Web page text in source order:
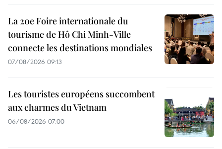
La 20e Foire internationale du
tourisme de Hô Chi Minh-Ville
connecte les destinations mondiales
07/08/2026 09:13
Les touristes européens succombent
aux charmes du Vietnam
06/08/2026 07:00